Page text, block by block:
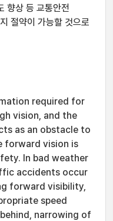
향상 등 교통안전
절약이 가능할 것으로
required for
vision, and the
as an obstacle to
forward vision is
In bad weather
accidents occur
forward visibility,
speed
narrowing of